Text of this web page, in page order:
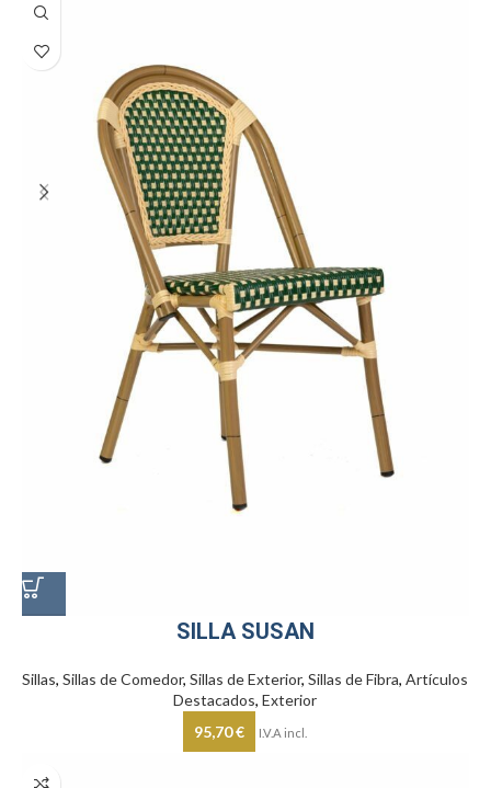
SILLA SUSAN
Sillas,Sillas de Comedor,Sillas de Exterior,Sillas de Fibra,Artículos
Destacados,Exterior
95,70€ I.V.A incl.